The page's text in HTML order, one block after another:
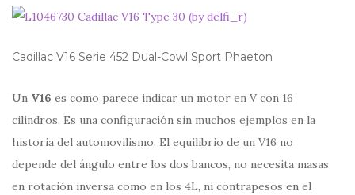
Cadillac V16 Serie 452 Dual-Cowl Sport Phaeton
Un V16 es como parece indicar un motor en V con 16
cilindros. Es una configuración sin muchos ejemplos en la
historia del automovilismo. El equilibrio de un V16 no
depende del ángulo entre los dos bancos, no necesita masas
en rotación inversa como en los 4L, ni contrapesos en el